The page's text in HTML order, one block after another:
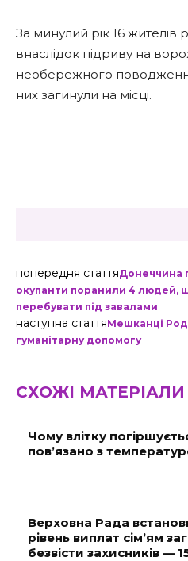
За минулий рік 16 жителів
внаслідок підриву на
необережного
них загинули на місці.
попередня статтяДонеччина
окупанти поранили 4 людей,
перебувати під завалами
наступна статтяМешканці
гуманітарну допомогу
СХОЖІ МАТЕРІАЛИ
Чому влітку
пов’язано з
Верховна Рада
рівень виплат сім’ям
безвісти захисників —